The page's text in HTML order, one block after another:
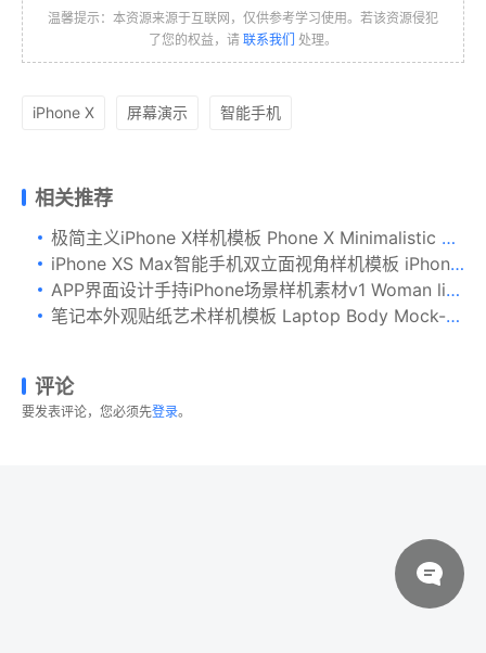
温馨提示：本资源来源于互联网，仅供参考学习使用。若该资源侵犯
了您的权益，请 联系我们 处理。
iPhone X 屏幕演示 智能手机
相关推荐
极简主义iPhone X样机模板 Phone X Minimalistic Mock-Ups
iPhone XS Max智能手机双立面视角样机模板 iPhone XS Max Mockup
APP界面设计手持iPhone场景样机素材v1 Woman listening to music through the phone
笔记本外观贴纸艺术样机模板 Laptop Body Mock-Up
评论
要发表评论，您必须先登录。